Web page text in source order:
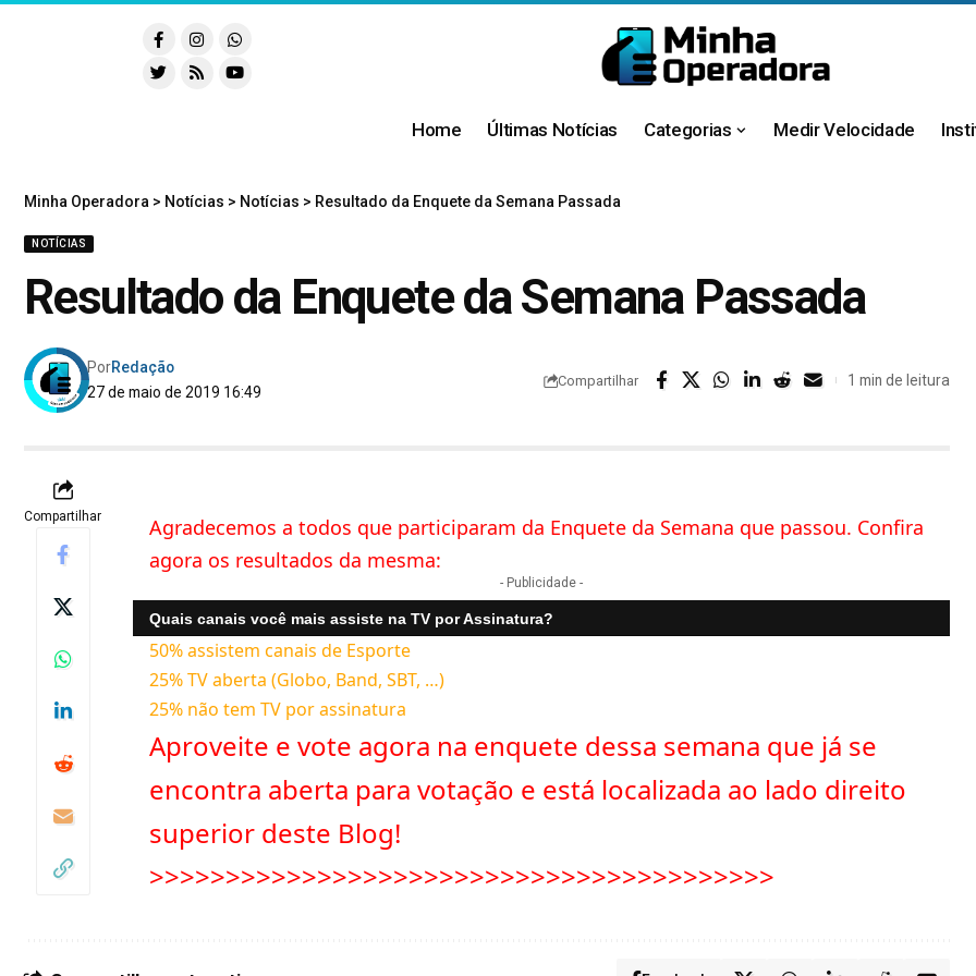
Home Últimas Notícias Categorias Medir Velocidade
Minha Operadora > Notícias > Notícias > Resultado da Enquete da Semana Passada
NOTÍCIAS
Resultado da Enquete da Semana Passada
27 de maio de 2019 16:49
PorRedação
Compartilhar 1 min de leitura
Compartilhar
Agradecemos a todos que participaram da Enquete da Semana que passou. Confira
agora os resultados da mesma:
- Publicidade -
Quais canais você mais assiste na TV por Assinatura?
50% assistem canais de Esporte
25% TV aberta (Globo, Band, SBT, …)
25% não tem TV por assinatura
Aproveite e vote agora na enquete dessa semana que já se
encontra aberta para votação e está localizada ao lado direito
superior deste Blog!
>>>>>>>>>>>>>>>>>>>>>>>>>>>>>>>>>>>>>>>>>